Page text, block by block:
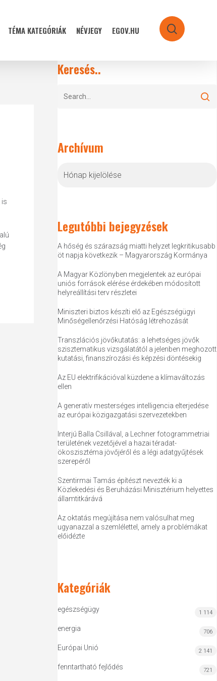
TÉMA KATEGÓRIÁK NÉVJEGY EGOV.HU search
is
Keresés..
Archívum
Legutóbbi bejegyzések
A hőség és szárazság miatti helyzet legkritikusabb
öt napja következik – Magyarország Kormánya
A Magyar Közlönyben megjelentek az európai
uniós források elérése érdekében módosított
helyreállítási terv részletei
Miniszteri biztos készíti elő az Egészségügyi
Minőségellenőrzési Hatóság létrehozását
Transzlációs jövőkutatás: a lehetséges jövők
szisztematikus vizsgálatától a jelenben meghozott
kutatási, finanszírozási és képzési döntésekig
Az EU elektrifikációval küzdene a klímaváltozás
ellen
A generatív mesterséges intelligencia elterjedése
az európai közigazgatási szervezetekben
Interjú Balla Csillával, a Lechner fotogrammetriai
területének vezetőjével a hazai téradat-
ökoszisztéma jövőjéről és a légi adatgyűjtések
szerepéről
Szentirmai Tamás építészt nevezték ki a
Közlekedési és Beruházási Minisztérium helyettes
államtitkárává
Az oktatás megújítása nem valósulhat meg
ugyanazzal a szemlélettel, amely a problémákat
előidézte
Kategóriák
egészségügy 1 114
energia 706
Európai Unió 2 141
fenntartható fejlődés 721